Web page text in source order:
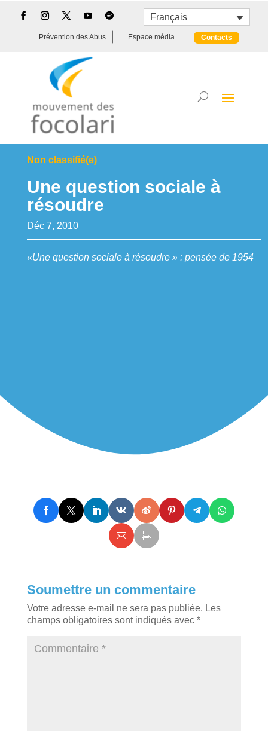
Français
Prévention des Abus Espace média Contacts
Non classifié(e)
Une question sociale à
résoudre
Déc 7, 2010
«Une question sociale à résoudre » : pensée de 1954
Soumettre un commentaire
Votre adresse e-mail ne sera pas publiée. Les
champs obligatoires sont indiqués avec *